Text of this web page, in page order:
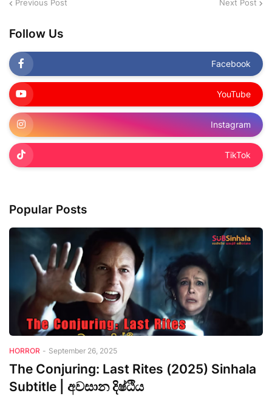
Previous Post Next Post
Follow Us
Facebook
YouTube
Instagram
TikTok
Popular Posts
HORROR - September 26, 2025
The Conjuring: Last Rites (2025) Sinhala
Subtitle | අවසාන දිෂ්ඨිය